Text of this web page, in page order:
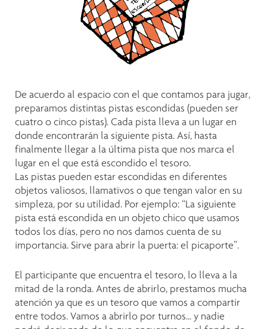
De acuerdo al espacio con el que contamos para jugar,
preparamos distintas pistas escondidas (pueden ser
cuatro o cinco pistas). Cada pista lleva a un lugar en
donde encontrarán la siguiente pista. Así, hasta
finalmente llegar a la última pista que nos marca el
lugar en el que está escondido el tesoro.
Las pistas pueden estar escondidas en diferentes
objetos valiosos, llamativos o que tengan valor en su
simpleza, por su utilidad. Por ejemplo: “La siguiente
pista está escondida en un objeto chico que usamos
todos los días, pero no nos damos cuenta de su
importancia. Sirve para abrir la puerta: el picaporte”.
El participante que encuentra el tesoro, lo lleva a la
mitad de la ronda. Antes de abrirlo, prestamos mucha
atención ya que es un tesoro que vamos a compartir
entre todos. Vamos a abrirlo por turnos… y nadie